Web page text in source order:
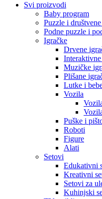
Svi proizvodi
Baby program
Puzzle i
Podne puzzle i
Igračke
Drvene
Muzičke
Plišane
Lutke i
Vozila
Puške i
Roboti
Figure
Alati
Setovi
Edukativni
Kreativni
Setovi za
Kuhinjski